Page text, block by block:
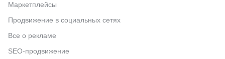
Маркетплейсы
Продвижение в социальных сетях
Все о рекламе
SEO-продвижение